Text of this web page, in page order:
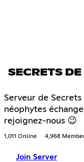
SECRETS
Serveur de
néophytes
rejoignez-nous 😉
1,011 Online 4,968
Join Server